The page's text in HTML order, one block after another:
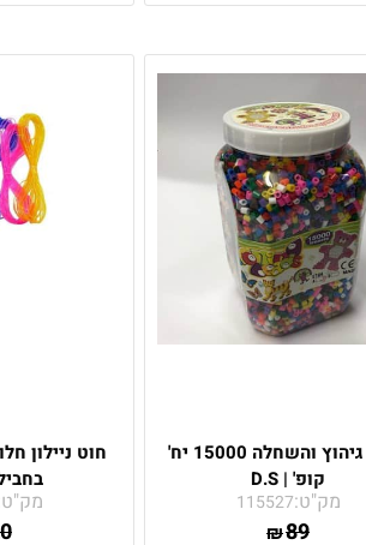
חרוזי גיהוץ והשחלה 15000 יח'
קופ' | D.S
מק"ט:115527
₪89